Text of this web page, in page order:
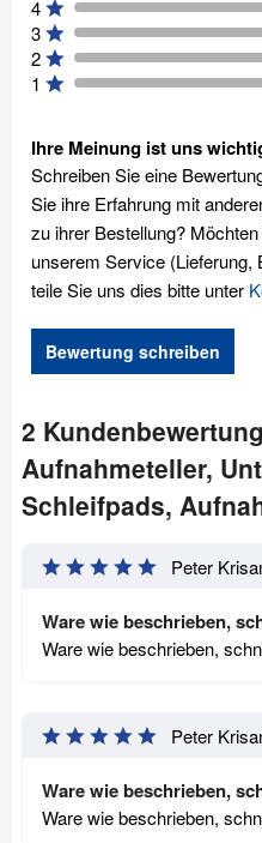
4
3
2
1
Ihre Meinung ist uns
Schreiben Sie eine
Sie ihre Erfahrung mit
zu ihrer Bestellung?
unserem Service (Lieferung,
teile Sie uns dies bitte unter
Bewertung schreiben
2
Aufnahmeteller,
Schleifpads,
Peter
Ware wie beschrieben,
Ware wie beschrieben,
Peter
Ware wie beschrieben,
Ware wie beschrieben,